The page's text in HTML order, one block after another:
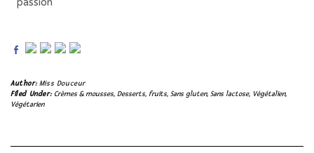
Author: Miss Douceur
Filed Under: Crèmes & mousses, Desserts, fruits, Sans gluten, Sans lactose, Végétalien,
Végétarien